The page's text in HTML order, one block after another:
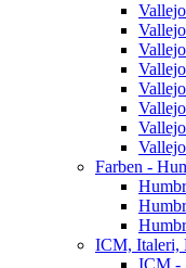
Farben -
ICM, Italeri,
ICM -